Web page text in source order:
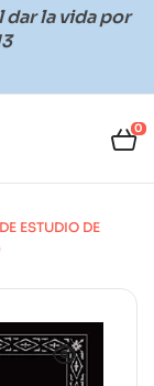
dar la vida por
0
ESTUDIO DE